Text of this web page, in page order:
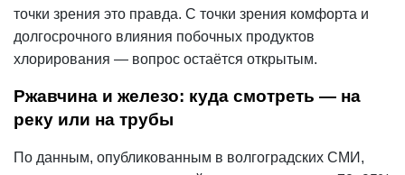
точки зрения это правда. С точки зрения комфорта и
долгосрочного влияния побочных продуктов
хлорирования — вопрос остаётся открытым.
Ржавчина и железо: куда смотреть — на
реку или на трубы
По данным, опубликованным в волгоградских СМИ,